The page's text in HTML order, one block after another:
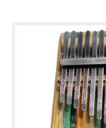
Electrica
Amplificadores
Pedales de efectos